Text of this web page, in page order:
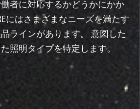
者に対応するかどうかにかか
にはさまざまなニーズを満たす
ラインがあります。 意図した
照明タイプを特定します。